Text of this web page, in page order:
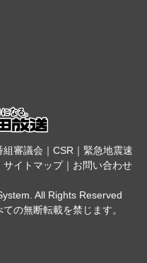
組審議会 ｜ CSR｜ 緊急地震速
サイトマップ｜ お問い合わせ
All Rights Reserved
の無断転載を禁じます。